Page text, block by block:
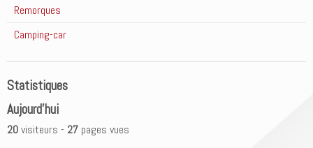
Remorques
Camping-car
Statistiques
Aujourd'hui
20visiteurs - 27 pages vues